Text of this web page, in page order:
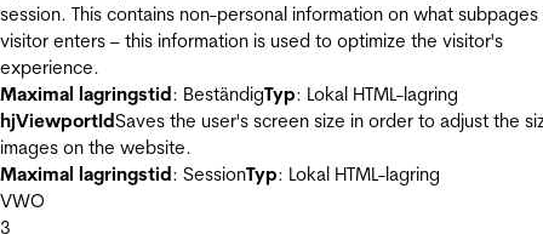
session. This contains non-personal information on what
visitor enters – this information is used to optimize the visitor's
experience.
Maximal lagringstid: BeständigTyp: Lokal HTML-lagring
hjViewportIdSaves the user's screen size in order to adjust the
images on the website.
Maximal lagringstid: SessionTyp: Lokal HTML-lagring
VWO
3